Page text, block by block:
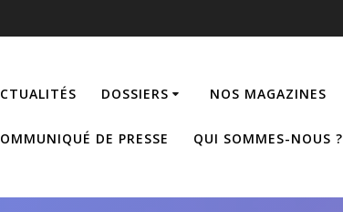
DOSSIERS NOS MAGAZINES
DE PRESSE QUI SOMMES-NOUS ?